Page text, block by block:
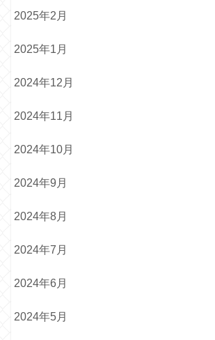
2025年2月
2025年1月
2024年12月
2024年11月
2024年10月
2024年9月
2024年8月
2024年7月
2024年6月
2024年5月